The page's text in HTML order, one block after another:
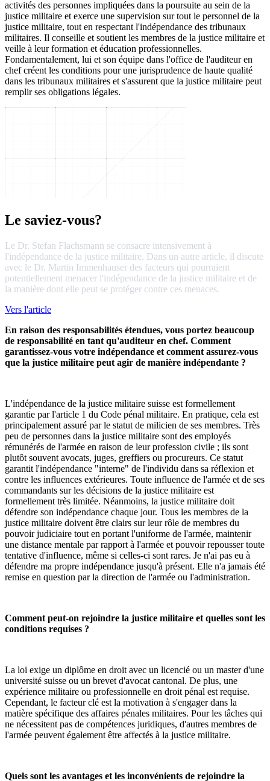
activités des personnes impliquées dans la poursuite au sein de la
justice militaire et exerce une supervision sur tout le personnel de la
justice militaire, tout en respectant l'indépendance des tribunaux
militaires. Il conseille et soutient les membres de la justice militaire et
veille à leur formation et éducation professionnelles.
Fondamentalement, lui et son équipe dans l'office de l'auditeur en
chef créent les conditions pour une jurisprudence de haute qualité
dans les tribunaux militaires et s'assurent que la justice militaire peut
remplir ses obligations légales.
Le saviez-vous?
Le Dr. Stefan Flachsmann se consacre intensivement à
l'indépendance de la justice militaire. Dans un autre article, il discute
avec le Dr. Martin Immenhauser des facteurs qui pourraient
potentiellement menacer l'indépendance de la justice militaire et de
la manière dont elle peut se protéger contre ces menaces.
Vers l'article
En raison des responsabilités étendues, vous portez beaucoup
de responsabilité en tant qu'auditeur en chef. Comment
garantissez-vous votre indépendance et comment assurez-vous
que la justice militaire peut agir de manière indépendante ?
L'indépendance de la justice militaire suisse est formellement
garantie par l'article 1 du Code pénal militaire. En pratique, cela est
principalement assuré par le statut de milicien de ses membres. Très
peu de personnes dans la justice militaire sont des employés
rémunérés de l'armée en raison de leur profession civile ; ils sont
plutôt souvent avocats, juges, greffiers ou procureurs. Ce statut
garantit l'indépendance "interne" de l'individu dans sa réflexion et
contre les influences extérieures. Toute influence de l'armée et de ses
commandants sur les décisions de la justice militaire est
formellement très limitée. Néanmoins, la justice militaire doit
défendre son indépendance chaque jour. Tous les membres de la
justice militaire doivent être clairs sur leur rôle de membres du
pouvoir judiciaire tout en portant l'uniforme de l'armée, maintenir
une distance mentale par rapport à l'armée et pouvoir repousser toute
tentative d'influence, même si celles-ci sont rares. Je n'ai pas eu à
défendre ma propre indépendance jusqu'à présent. Elle n'a jamais été
remise en question par la direction de l'armée ou l'administration.
Comment peut-on rejoindre la justice militaire et quelles sont les
conditions requises ?
La loi exige un diplôme en droit avec un licencié ou un master d'une
université suisse ou un brevet d'avocat cantonal. De plus, une
expérience militaire ou professionnelle en droit pénal est requise.
Cependant, le facteur clé est la motivation à s'engager dans la
matière spécifique des affaires pénales militaires. Pour les tâches qui
ne nécessitent pas de compétences juridiques, d'autres membres de
l'armée peuvent également être affectés à la justice militaire.
Quels sont les avantages et les inconvénients de rejoindre la